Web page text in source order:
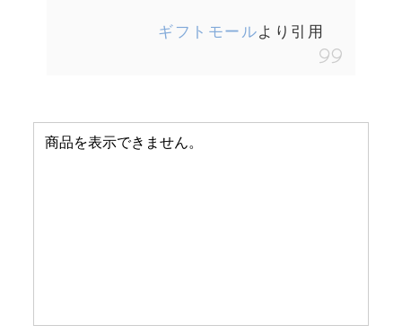
ギフトモールより引用